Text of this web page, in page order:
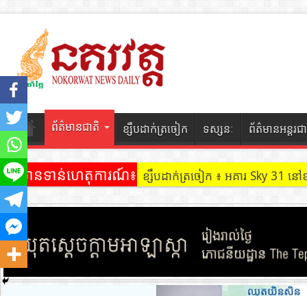
ព័ត៌មានជាតិ ខ្សឹបដាក់ត្រចៀក ទស្សនៈ ព័ត៌មានអន្តរជ
ព័ត៌មានទាន់ហេតុការណ៍៖ ខ្សឹបដាក់ត្រចៀក ៖ ដល់ករ ! ឈ្មួញដឹក